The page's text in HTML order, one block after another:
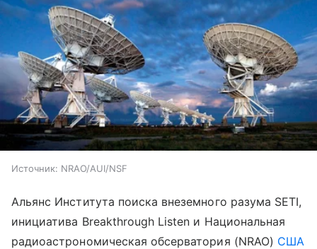
Источник: NRAO/AUI/NSF
Альянс Института поиска внеземного разума SETI,
инициатива Breakthrough Listen и Национальная
радиоастрономическая обсерватория (NRAO) США